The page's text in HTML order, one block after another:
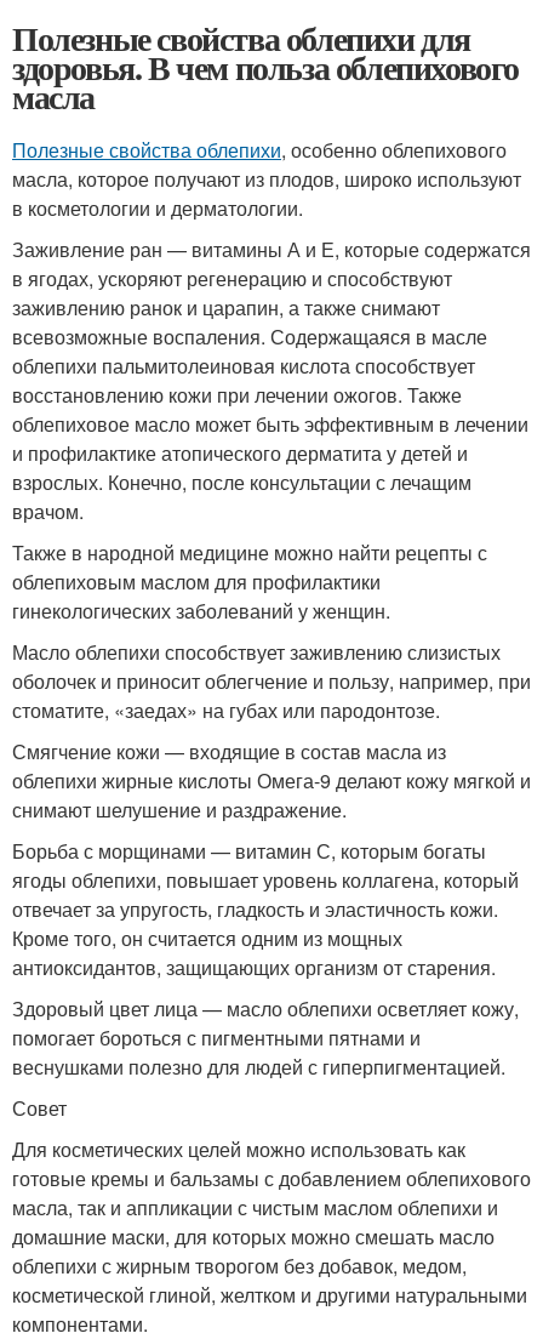
Полезные свойства облепихи для
здоровья. В чем польза облепихового
масла
Полезные свойства облепихи, особенно облепихового
масла, которое получают из плодов, широко используют
в косметологии и дерматологии.
Заживление ран — витамины А и Е, которые содержатся
в ягодах, ускоряют регенерацию и способствуют
заживлению ранок и царапин, а также снимают
всевозможные воспаления. Содержащаяся в масле
облепихи пальмитолеиновая кислота способствует
восстановлению кожи при лечении ожогов. Также
облепиховое масло может быть эффективным в лечении
и профилактике атопического дерматита у детей и
взрослых. Конечно, после консультации с лечащим
врачом.
Также в народной медицине можно найти рецепты с
облепиховым маслом для профилактики
гинекологических заболеваний у женщин.
Масло облепихи способствует заживлению слизистых
оболочек и приносит облегчение и пользу, например, при
стоматите, «заедах» на губах или пародонтозе.
Смягчение кожи — входящие в состав масла из
облепихи жирные кислоты Омега-9 делают кожу мягкой и
снимают шелушение и раздражение.
Борьба с морщинами — витамин С, которым богаты
ягоды облепихи, повышает уровень коллагена, который
отвечает за упругость, гладкость и эластичность кожи.
Кроме того, он считается одним из мощных
антиоксидантов, защищающих организм от старения.
Здоровый цвет лица — масло облепихи осветляет кожу,
помогает бороться с пигментными пятнами и
веснушками полезно для людей с гиперпигментацией.
Совет
Для косметических целей можно использовать как
готовые кремы и бальзамы с добавлением облепихового
масла, так и аппликации с чистым маслом облепихи и
домашние маски, для которых можно смешать масло
облепихи с жирным творогом без добавок, медом,
косметической глиной, желтком и другими натуральными
компонентами.